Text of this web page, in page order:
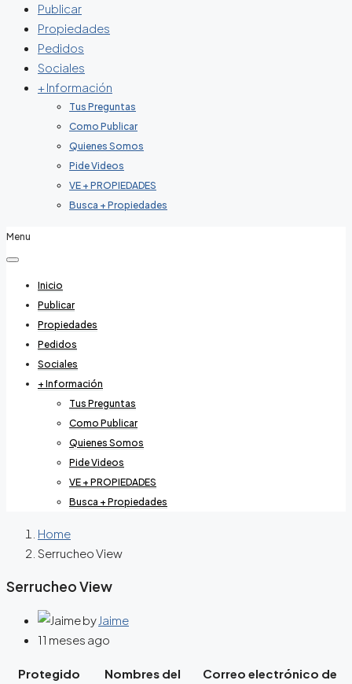
Publicar
Propiedades
Pedidos
Sociales
+ Información
Tus Preguntas
Como Publicar
Quienes Somos
Pide Videos
VE + PROPIEDADES
Busca + Propiedades
Menu
Inicio
Publicar
Propiedades
Pedidos
Sociales
+ Información
Tus Preguntas
Como Publicar
Quienes Somos
Pide Videos
VE + PROPIEDADES
Busca + Propiedades
Home
Serrucheo View
Serrucheo View
by Jaime
11 meses ago
Protegido
Nombres del
Correo electrónico de